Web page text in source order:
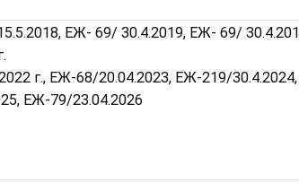
ЕЖ- 69/ 30.4.2019, ЕЖ- 69/
г., ЕЖ-68/20.04.2023, ЕЖ-219/30.4.2024,
ЕЖ-79/23.04.2026